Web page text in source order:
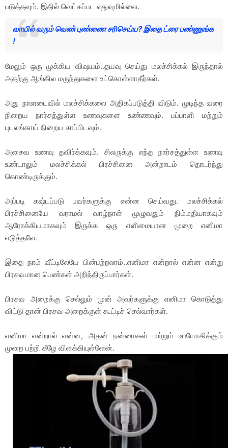
படுத்தவும். இதில் வெட்கப்பட எதுவுமில்லை.
வாயில் வரும் வெண் புண்ணை சரிசெய்ய? இதை ட்ரை பண்ணுங்க
!
மேலும் ஒரு முக்கிய விஷயம்..தயவு செய்து மலச்சிக்கல் இருந்தால்
அதற்கு ஆங்கில மருந்துகளை உட்கொள்ளாதீர்கள்.
அது நாளடைவில் மலச்சிக்கலை அதிகப்படுத்தி விடும். முடிந்த வரை
நிறைய நார்சத்துள்ள உணவுகளை உண்ணவும். பப்பாளி மற்றும்
புடலங்காய் நிறைய சாப்பிடவும்.
அசைவ உணவு தவிர்க்கவும். சிலருக்கு எந்த நார்சத்துள்ள உணவு
உண்டாலும் மலச்சிக்கல் பிரச்சினை அன்றாடம் தொடர்ந்து
கொண்டிருக்கும்.
அப்படி கஷ்டப்படு பவர்களுக்கு என்ன செய்வது. மலச்சிக்கல்
பிரச்சினையே வராமல் வாழ்நாள் முழுவதும் நிம்மதியாகவும்
ஆரோக்கியமாகவும் இருக்க ஒரு எளிமையான முறை எனிமா
எடுத்தலே.
இதை நாம் வீட்டிலேயே பின்பற்றலாம்..எனிமா என்றால் என்ன என்று
பிரசவமான பெண்கள் அறிந்திருப்பார்கள்.
பிரசவ அறைக்கு செல்லும் முன் அவர்களுக்கு எனிமா கொடுத்து
விட்டு தான் பிரசவ அறைக்குள் கூட்டிச் செல்வார்கள்.
எனிமா என்றால் என்ன, அதன் நன்மைகள் மற்றும் உபயோகிக்கும்
முறை பற்றி கீழே விளக்கியுள்ளேன்.